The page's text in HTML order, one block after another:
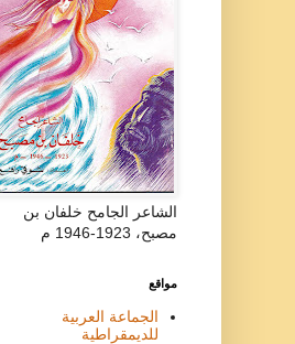
الشاعر الجامح خلفان بن
مصبح، 1923-1946 م
مواقع
الجماعة العربية
للديمقراطية